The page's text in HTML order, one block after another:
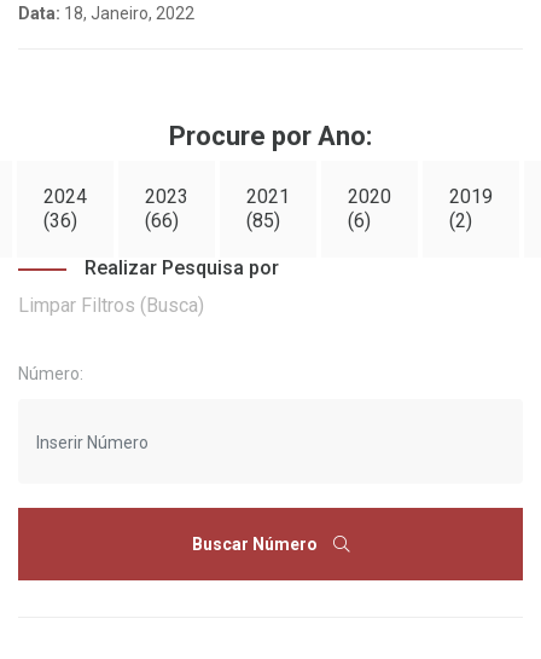
Data: 18, Janeiro, 2022
Procure por Ano:
2024
(36)
2023
(66)
2021
(85)
2020
(6)
2019
(2)
Realizar Pesquisa por
Limpar Filtros (Busca)
Número:
Buscar Número